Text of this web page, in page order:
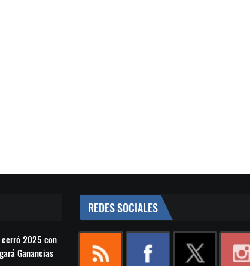
2025 con
Ganancias
REDES SOCIALES